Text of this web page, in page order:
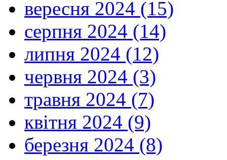
вересня 2024 (15)
серпня 2024 (14)
липня 2024 (12)
червня 2024 (3)
травня 2024 (7)
квітня 2024 (9)
березня 2024 (8)